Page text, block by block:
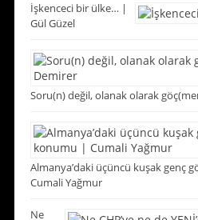
İşkenceci bir ülke… |
Gül Güzel
Soru(n) değil, olanak olarak
Almanya’daki üçüncü kuşak genç
Cumali Yağmur
Ne